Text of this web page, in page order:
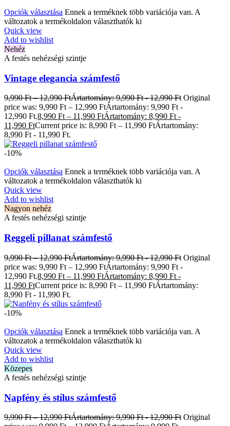
Opciók választása Ennek a terméknek több variációja van. A
változatok a termékoldalon választhatók ki
Quick view
Add to wishlist
Nehéz
A festés nehézségi szintje
Vintage elegancia számfestő
9,990Ft – 12,990FtÁrtartomány: 9,990 Ft - 12,990 Ft Original
price was: 9,990 Ft – 12,990 FtÁrtartomány: 9,990 Ft -
12,990 Ft.8,990 Ft – 11,990 FtÁrtartomány: 8,990 Ft -
11,990 FtCurrent price is: 8,990 Ft – 11,990 FtÁrtartomány:
8,990 Ft - 11,990 Ft.
-10%
Opciók választása Ennek a terméknek több variációja van. A
változatok a termékoldalon választhatók ki
Quick view
Add to wishlist
Nagyon nehéz
A festés nehézségi szintje
Reggeli pillanat számfestő
9,990Ft – 12,990FtÁrtartomány: 9,990 Ft - 12,990 Ft Original
price was: 9,990 Ft – 12,990 FtÁrtartomány: 9,990 Ft -
12,990 Ft.8,990 Ft – 11,990 FtÁrtartomány: 8,990 Ft -
11,990 FtCurrent price is: 8,990 Ft – 11,990 FtÁrtartomány:
8,990 Ft - 11,990 Ft.
-10%
Opciók választása Ennek a terméknek több variációja van. A
változatok a termékoldalon választhatók ki
Quick view
Add to wishlist
Közepes
A festés nehézségi szintje
Napfény és stílus számfestő
9,990Ft – 12,990FtÁrtartomány: 9,990 Ft - 12,990 Ft Original